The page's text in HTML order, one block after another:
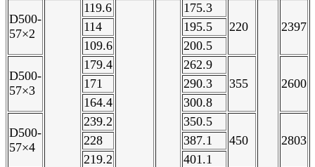
D500-
57×2
119.6
175.3
220
2397
114
195.5
109.6
200.5
D500-
57×3
179.4
262.9
355
2600
171
290.3
164.4
300.8
D500-
57×4
239.2
350.5
450
2803
228
387.1
219.2
401.1